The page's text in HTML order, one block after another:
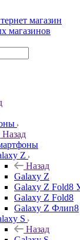
магазин
магазинов
Назад
Z
Назад
Galaxy Z
Galaxy Z Fold8
Galaxy Z Fold8
Galaxy Z Флип8
S
Назад